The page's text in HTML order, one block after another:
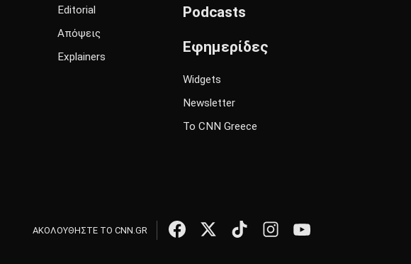
Editorial
Απόψεις
Explainers
Podcasts
Εφημερίδες
Widgets
Newsletter
Το CNN Greece
ΑΚΟΛΟΥΘΗΣΤΕ ΤΟ CNN.GR